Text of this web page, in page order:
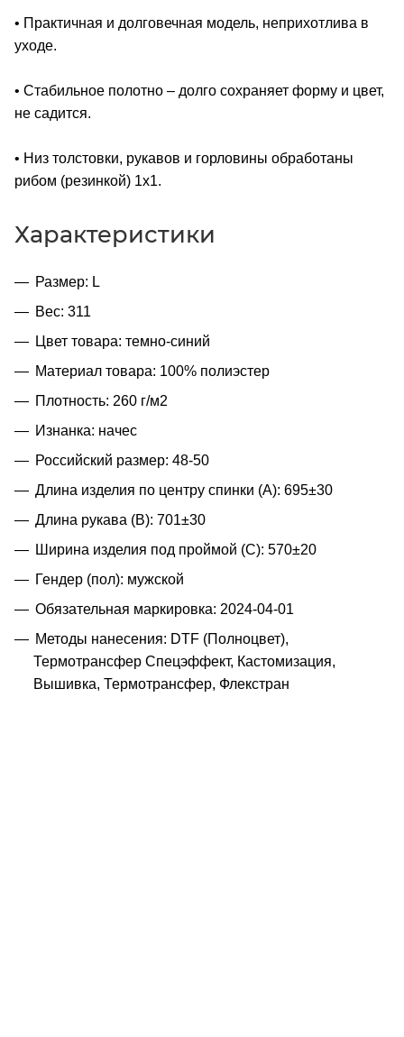
• Практичная и долговечная модель, неприхотлива в
уходе.
• Стабильное полотно – долго сохраняет форму и цвет,
не садится.
• Низ толстовки, рукавов и горловины обработаны
рибом (резинкой) 1x1.
Характеристики
Размер: L
Вес: 311
Цвет товара: темно-синий
Материал товара: 100% полиэстер
Плотность: 260 г/м2
Изнанка: начес
Российский размер: 48-50
Длина изделия по центру спинки (A): 695±30
Длина рукава (B): 701±30
Ширина изделия под проймой (С): 570±20
Гендер (пол): мужской
Обязательная маркировка: 2024-04-01
Методы нанесения: DTF (Полноцвет),
Термотрансфер Спецэффект, Кастомизация,
Вышивка, Термотрансфер, Флекстран